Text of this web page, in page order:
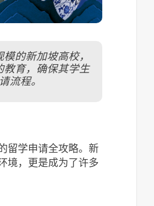
的新加坡高校，
教育，确保其学生
流程。
留学申请全攻略。新
境，更是成为了许多